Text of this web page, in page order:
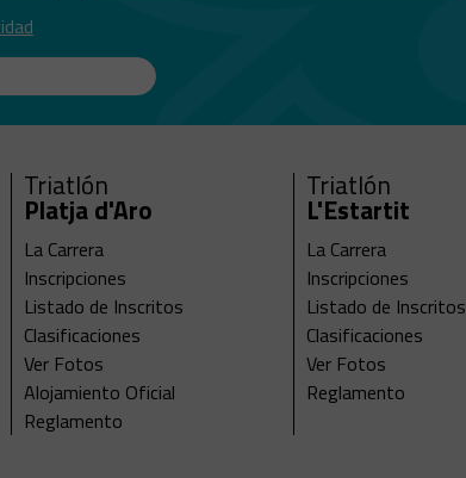
Triatlón
Platja d'Aro
La Carrera
Inscripciones
Listado de Inscritos
Clasificaciones
Ver Fotos
Alojamiento Oficial
Reglamento
Triatlón
L'Estartit
La Carrera
Inscripciones
Listado de Inscritos
Clasificaciones
Ver Fotos
Reglamento